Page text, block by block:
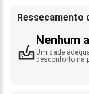
Ressecamento
Nenhum
Umidade
desconforto na